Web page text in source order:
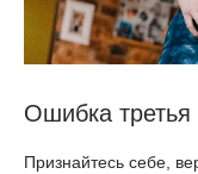
Ошибка третья
Признайтесь себе,